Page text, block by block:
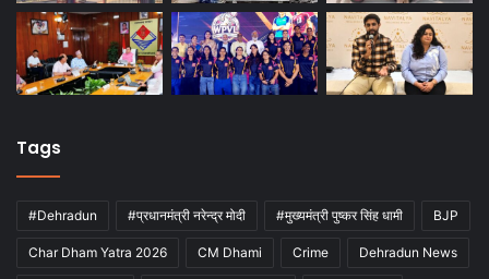
Tags
#Dehradun #प्रधानमंत्री नरेन्द्र मोदी #मुख्यमंत्री पुष्कर सिंह धामी BJP
Char Dham Yatra 2026 CM Dhami Crime Dehradun News